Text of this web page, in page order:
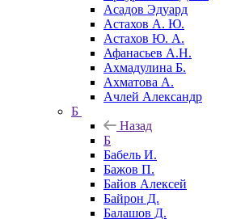
Асадов Эдуард
Астахов А. Ю.
Астахов Ю. А.
Афанасьев А.Н.
Ахмадулина Б.
Ахматова А.
Ачлей Александр
Б
Назад
Б
Бабель И.
Бажов П.
Байов Алексей
Байрон Д.
Балашов Д.